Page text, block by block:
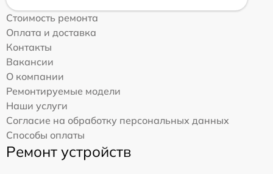
Стоимость ремонта
Оплата и доставка
Контакты
Вакансии
О компании
Ремонтируемые модели
Наши услуги
Согласие на обработку персональных данных
Способы оплаты
Ремонт устройств